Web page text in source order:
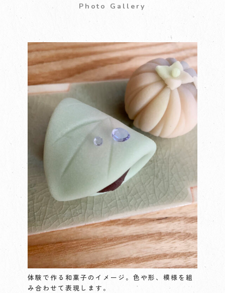
Photo Gallery
体験で作る和菓子のイメージ。色や形、模様を組
み合わせて表現します。